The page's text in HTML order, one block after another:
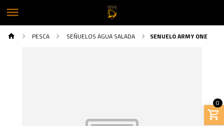
0
PESCA SEÑUELOS AGUA SALADA SENUELO ARMY ONE